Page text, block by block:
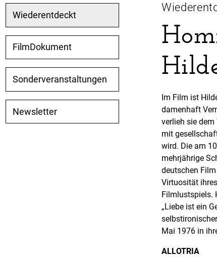
Wiederentdeckt
FilmDokument
Sonderveranstaltungen
Newsletter
Im Film ist
damenhaft
verlieh sie
mit
wird. Die am
mehrjährige
deutschen
Virtuosität
Filmlustspiels.
„Liebe ist ein
Mai 1976 in
ALLOTRIA